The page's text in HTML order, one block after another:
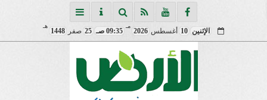
الإثنين 10 أغسطس 2026
مـ
09:35 صـ 25 صفر 1448
هـ